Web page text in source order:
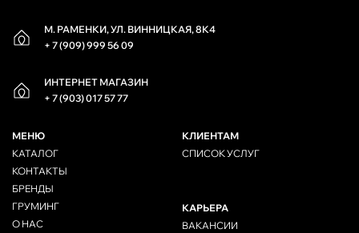
М. РАМЕНКИ, УЛ. ВИННИЦКАЯ, 8К4
+ 7 (909) 999 56 09
ИНТЕРНЕТ МАГАЗИН
+ 7 (903) 017 57 77
МЕНЮ
КАТАЛОГ
КОНТАКТЫ
БРЕНДЫ
ГРУМИНГ
О НАС
КЛИЕНТАМ
СПИСОК УСЛУГ
КАРЬЕРА
ВАКАНСИИ